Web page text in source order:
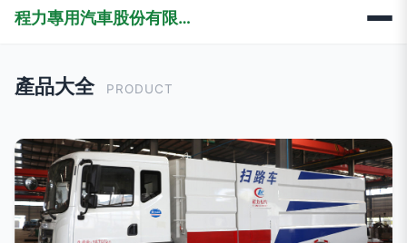
程力專用汽車股份有限公司銷售十三分公司
產品大全 PRODUCT